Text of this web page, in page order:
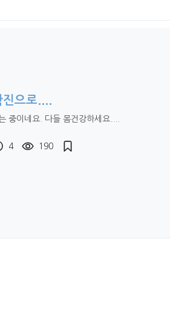
으로....
중이네요. 다들 몸건강하세요....
4 190